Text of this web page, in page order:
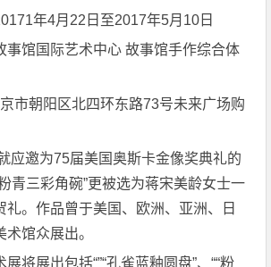
年4月22日至2017年5月10日
事馆国际艺术中心 故事馆手作综合体
市朝阳区北四环东路73号未来广场购
应邀为75届美国奥斯卡金像奖典礼的
青三彩角碗”更被选为蒋宋美龄女士一
礼。作品曾于美国、欧洲、亚洲、日
馆众展出。
将展出包括“”“孔雀蓝釉圆盘”、““粉